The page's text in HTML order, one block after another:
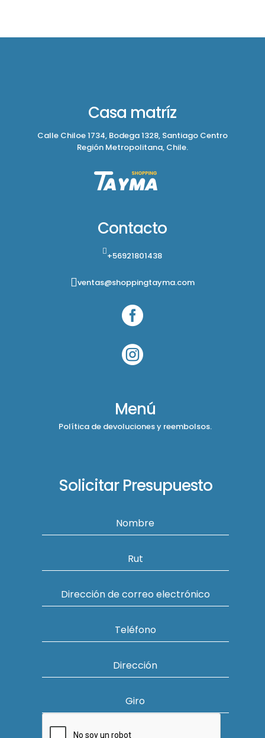
Casa matríz
Calle Chiloe 1734, Bodega 1328, Santiago Centro
Región Metropolitana, Chile.
Contacto
+56921801438
ventas@shoppingtayma.com


Menú
Política de devoluciones y reembolsos.
Solicitar Presupuesto
Nombre
Rut
Dirección de correo electrónico
Teléfono
Dirección
Giro